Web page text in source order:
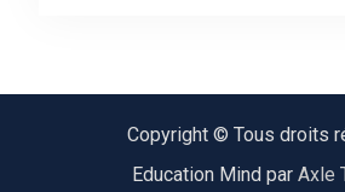
Copyright © Tous droits
Education Mind parAxle